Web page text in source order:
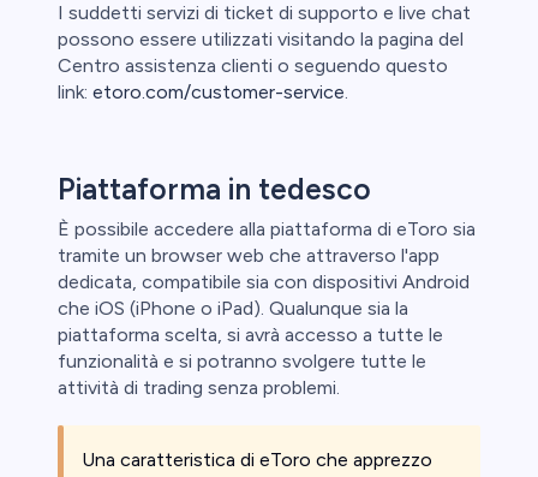
I suddetti servizi di ticket di supporto e live chat
possono essere utilizzati visitando la pagina del
Centro assistenza clienti o seguendo questo
link: etoro.com/customer-service.
Piattaforma in tedesco
È possibile accedere alla piattaforma di eToro sia
tramite un browser web che attraverso l'app
dedicata, compatibile sia con dispositivi Android
che iOS (iPhone o iPad). Qualunque sia la
piattaforma scelta, si avrà accesso a tutte le
funzionalità e si potranno svolgere tutte le
attività di trading senza problemi.
Una caratteristica di eToro che apprezzo